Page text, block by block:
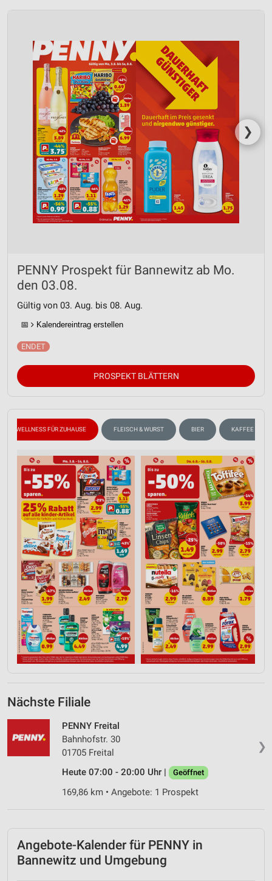
❯
PENNY Prospekt für Bannewitz ab Mo.
den 03.08.
Gültig von 03. Aug. bis 08. Aug.
📅 Kalendereintrag erstellen
PROSPEKT BLÄTTERN
WELLNESS FÜR ZUHAUSE FLEISCH & WURST BIER KAFFEE
Nächste Filiale
❯
PENNY Freital
Bahnhofstr. 30
01705 Freital
Heute 07:00 - 20:00 Uhr |
Geöffnet
169,86 km • Angebote: 1 Prospekt
Angebote-Kalender für PENNY in
Bannewitz und Umgebung